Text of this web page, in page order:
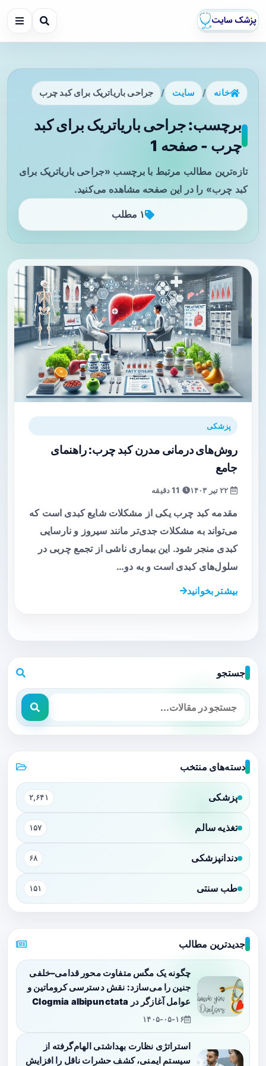
خانه / سایت / جراحی باریاتریک برای کبد چرب
برچسب: جراحی باریاتریک برای کبد
چرب - صفحه 1
تازه‌ترین مطالب مرتبط با برچسب «جراحی باریاتریک برای
کبد چرب» را در این صفحه مشاهده می‌کنید.
۱ مطلب
پزشکی
روش‌های درمانی مدرن کبد چرب: راهنمای
جامع
مقدمه کبد چرب یکی از مشکلات شایع کبدی است که
می‌تواند به مشکلات جدی‌تر مانند سیروز و نارسایی
کبدی منجر شود. این بیماری ناشی از تجمع چربی در
سلول‌های کبدی است و به دو…
بیشتر بخوانید
جستجو
دسته‌های منتخب
پزشکی ۲,۶۴۱
تغذیه سالم ۱۵۷
دندانپزشکی ۶۸
طب سنتی ۱۵۱
جدیدترین مطالب
چگونه یک مگس متفاوت محور قدامی–خلفی
جنین را می‌سازد: نقش دسترسی کروماتین و
عوامل آغازگر در Clogmia albipunctata
۱۴۰۵-۰۵-۱۶
استراتژی نظارت بهداشتی الهام‌گرفته از
سیستم ایمنی، کشف حشرات ناقل را افزایش